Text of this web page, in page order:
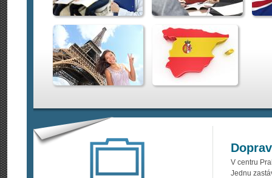
V centru
Jednu